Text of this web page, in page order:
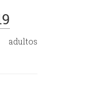
adultos